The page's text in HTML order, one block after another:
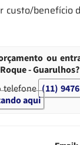
custo/benefício
ou
- Guarulhos?
telefone (11)
aqui